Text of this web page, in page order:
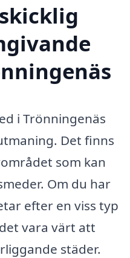
i Trönningenäs
Det finns
som kan
Om du har
efter en viss typ
vara värt att
städer.